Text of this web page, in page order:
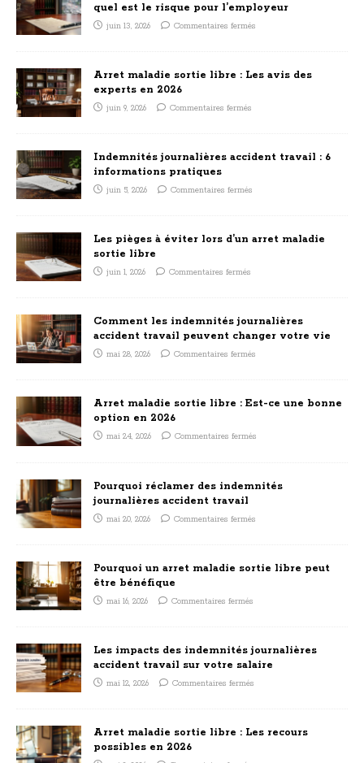
quel est le risque pour l’employeur
juin 13, 2026 Commentaires fermés
Arret maladie sortie libre : Les avis des
experts en 2026
juin 9, 2026 Commentaires fermés
Indemnités journalières accident travail : 6
informations pratiques
juin 5, 2026 Commentaires fermés
Les pièges à éviter lors d’un arret maladie
sortie libre
juin 1, 2026 Commentaires fermés
Comment les indemnités journalières
accident travail peuvent changer votre vie
mai 28, 2026 Commentaires fermés
Arret maladie sortie libre : Est-ce une bonne
option en 2026
mai 24, 2026 Commentaires fermés
Pourquoi réclamer des indemnités
journalières accident travail
mai 20, 2026 Commentaires fermés
Pourquoi un arret maladie sortie libre peut
être bénéfique
mai 16, 2026 Commentaires fermés
Les impacts des indemnités journalières
accident travail sur votre salaire
mai 12, 2026 Commentaires fermés
Arret maladie sortie libre : Les recours
possibles en 2026